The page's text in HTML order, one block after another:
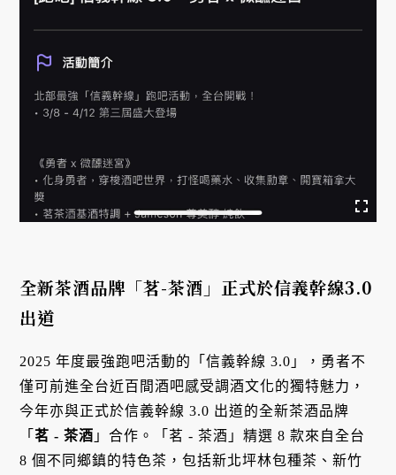
全新茶酒品牌「茗-茶酒」正式於信義幹線3.0
出道
2025 年度最強跑吧活動的「信義幹線 3.0」，勇者不
僅可前進全台近百間酒吧感受調酒文化的獨特魅力，
今年亦與正式於信義幹線 3.0 出道的全新茶酒品牌
「 茗 - 茶酒 」合作。「茗 - 茶酒」精選 8 款來自全台
8 個不同鄉鎮的特色茶，包括新北坪林包種茶、新竹